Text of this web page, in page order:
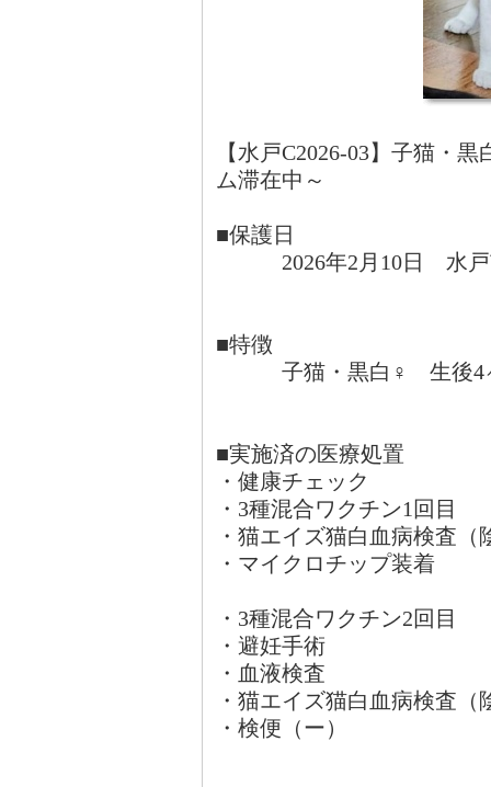
【水戸C2026-03】子猫
ム滞在中～
■保護日
2026年2月10日 水戸
■特徴
子猫・黒白♀ 生後4
■実施済の医療処置
・健康チェック
・3種混合ワクチン1回目
・猫エイズ猫白血病検査（
・マイクロチップ装着
・3種混合ワクチン2回目
・避妊手術
・血液検査
・猫エイズ猫白血病検査
・検便（ー）